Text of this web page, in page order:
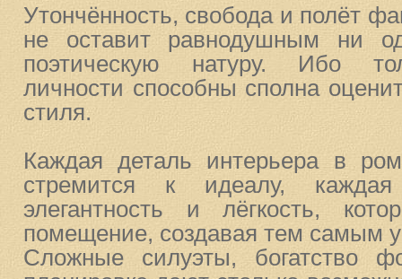
Утончённость, свобода и полёт
не оставит равнодушным ни
поэтическую натуру. Ибо
личности способны сполна
стиля.
Каждая деталь интерьера в
стремится к идеалу,
элегантность и лёгкость,
помещение, создавая тем самым
Сложные силуэты, богатство